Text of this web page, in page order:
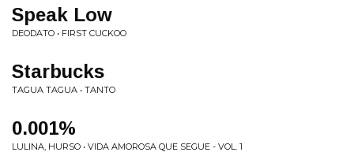
Speak Low
DEODATO • FIRST CUCKOO
Starbucks
TAGUA TAGUA • TANTO
0.001%
LULINA, HURSO • VIDA AMOROSA QUE SEGUE - VOL. 1